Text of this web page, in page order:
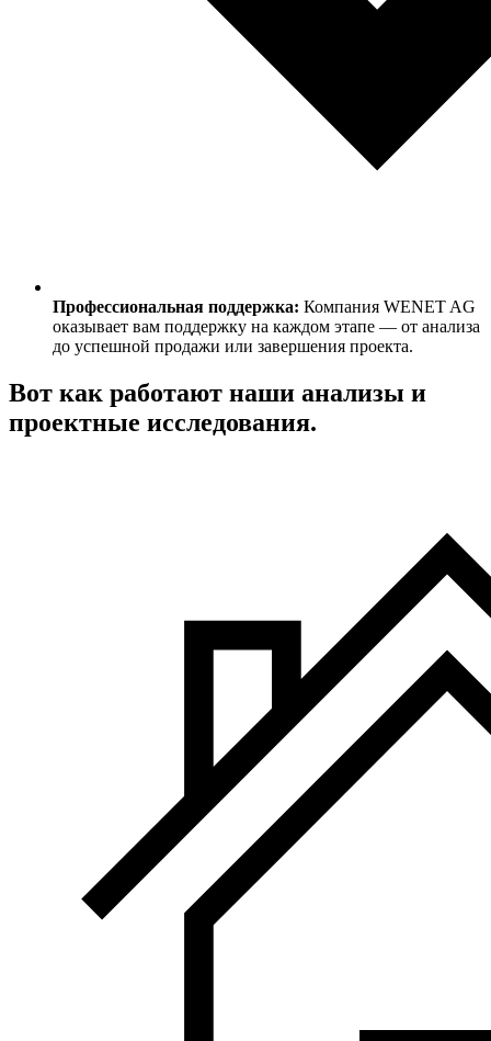
Профессиональная поддержка: Компания WENET AG
оказывает вам поддержку на каждом этапе — от анализа
до успешной продажи или завершения проекта.
Вот как работают наши анализы и
проектные исследования.